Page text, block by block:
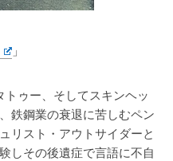
」
ゥー、そしてスキンヘッ
鉄鋼業の衰退に苦しむペン
リスト・アウトサイダーと
しその後遺症で言語に不自